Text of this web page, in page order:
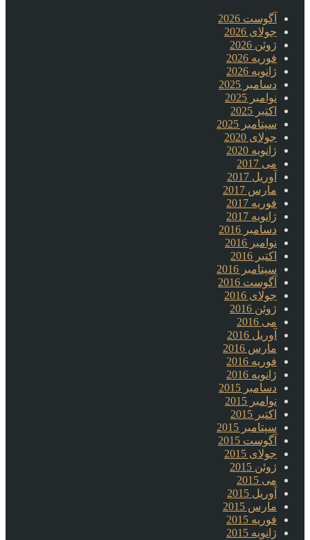
آگوست 2026
جولای 2026
ژوئن 2026
فوریه 2026
ژانویه 2026
دسامبر 2025
نوامبر 2025
اکتبر 2025
سپتامبر 2025
جولای 2020
ژانویه 2020
می 2017
آوریل 2017
مارس 2017
فوریه 2017
ژانویه 2017
دسامبر 2016
نوامبر 2016
اکتبر 2016
سپتامبر 2016
آگوست 2016
جولای 2016
ژوئن 2016
می 2016
آوریل 2016
مارس 2016
فوریه 2016
ژانویه 2016
دسامبر 2015
نوامبر 2015
اکتبر 2015
سپتامبر 2015
آگوست 2015
جولای 2015
ژوئن 2015
می 2015
آوریل 2015
مارس 2015
فوریه 2015
ژانویه 2015